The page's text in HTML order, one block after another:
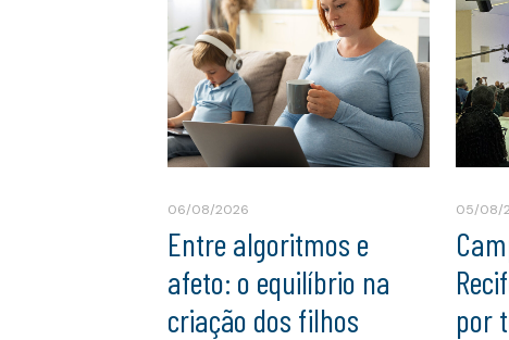
06/08/2026
Entre algoritmos e
afeto: o equilíbrio na
criação dos filhos
05/08/
por